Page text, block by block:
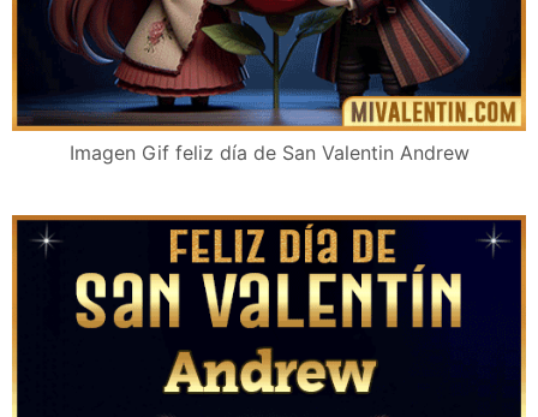
Imagen Gif feliz día de San Valentin Andrew